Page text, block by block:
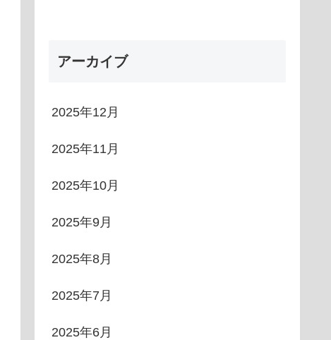
アーカイブ
2025年12月
2025年11月
2025年10月
2025年9月
2025年8月
2025年7月
2025年6月